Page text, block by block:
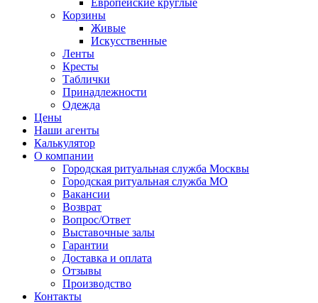
Европейские круглые
Корзины
Живые
Искусственные
Ленты
Кресты
Таблички
Принадлежности
Одежда
Цены
Наши агенты
Калькулятор
О компании
Городская ритуальная служба Москвы
Городская ритуальная служба МО
Вакансии
Возврат
Вопрос/Ответ
Выставочные залы
Гарантии
Доставка и оплата
Отзывы
Производство
Контакты